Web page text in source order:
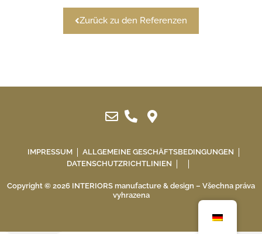
Zurück zu den Referenzen
IMPRESSUM
ALLGEMEINE GESCHÄFTSBEDINGUNGEN
DATENSCHUTZRICHTLINIEN
Copyright © 2026 INTERIORS manufacture & design – Všechna práva
vyhrazena